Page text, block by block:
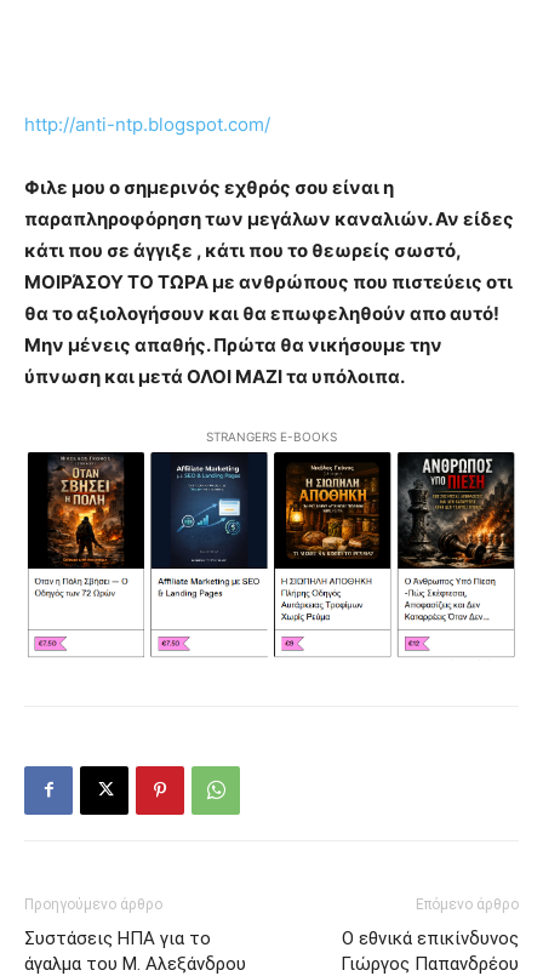
http://anti-ntp.blogspot.com/
Φιλε μου ο σημερινός εχθρός σου είναι η
παραπληροφόρηση των μεγάλων καναλιών. Αν είδες
κάτι που σε άγγιξε , κάτι που το θεωρείς σωστό,
ΜΟΙΡΆΣΟΥ ΤΟ ΤΩΡΑ με ανθρώπους που πιστεύεις οτι
θα το αξιολογήσουν και θα επωφεληθούν απο αυτό!
Μην μένεις απαθής. Πρώτα θα νικήσουμε την
ύπνωση και μετά ΟΛΟΙ ΜΑΖΙ τα υπόλοιπα.
STRANGERS E-BOOKS
Προηγούμενο άρθρο
Συστάσεις ΗΠΑ για το
άγαλμα του Μ. Αλεξάνδρου
Επόμενο άρθρο
Ο εθνικά επικίνδυνος
Γιώργος Παπανδρέου